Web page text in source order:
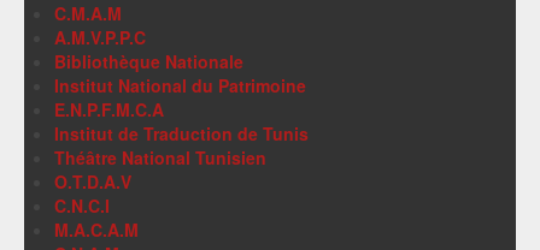
C.M.A.M
A.M.V.P.P.C
Bibliothèque Nationale
Institut National du Patrimoine
E.N.P.F.M.C.A
Institut de Traduction de Tunis
Théâtre National Tunisien
O.T.D.A.V
C.N.C.I
M.A.C.A.M